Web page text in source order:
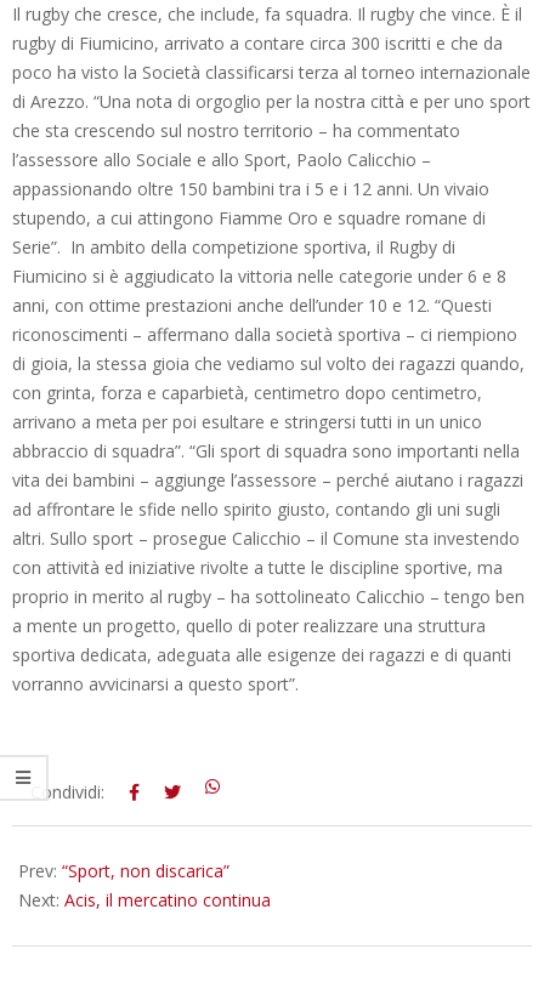
Il rugby che cresce, che include, fa squadra. Il rugby che vince. È il
rugby di Fiumicino, arrivato a contare circa 300 iscritti e che da
poco ha visto la Società classificarsi terza al torneo internazionale
di Arezzo. “Una nota di orgoglio per la nostra città e per uno sport
che sta crescendo sul nostro territorio – ha commentato
l’assessore allo Sociale e allo Sport, Paolo Calicchio –
appassionando oltre 150 bambini tra i 5 e i 12 anni. Un vivaio
stupendo, a cui attingono Fiamme Oro e squadre romane di
Serie”. In ambito della competizione sportiva, il Rugby di
Fiumicino si è aggiudicato la vittoria nelle categorie under 6 e 8
anni, con ottime prestazioni anche dell’under 10 e 12. “Questi
riconoscimenti – affermano dalla società sportiva – ci riempiono
di gioia, la stessa gioia che vediamo sul volto dei ragazzi quando,
con grinta, forza e caparbietà, centimetro dopo centimetro,
arrivano a meta per poi esultare e stringersi tutti in un unico
abbraccio di squadra”. “Gli sport di squadra sono importanti nella
vita dei bambini – aggiunge l’assessore – perché aiutano i ragazzi
ad affrontare le sfide nello spirito giusto, contando gli uni sugli
altri. Sullo sport – prosegue Calicchio – il Comune sta investendo
con attività ed iniziative rivolte a tutte le discipline sportive, ma
proprio in merito al rugby – ha sottolineato Calicchio – tengo ben
a mente un progetto, quello di poter realizzare una struttura
sportiva dedicata, adeguata alle esigenze dei ragazzi e di quanti
vorranno avvicinarsi a questo sport”.
2014-
Condividi:
Prev: “Sport, non discarica”
Next: Acis, il mercatino continua